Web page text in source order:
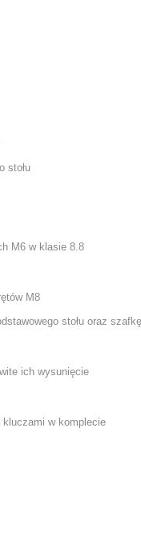
stołu
M6 w klasie 8.8
M8
stołu oraz
ich wysunięcie
w komplecie